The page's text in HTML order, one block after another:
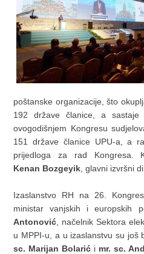
poštanske organizacije, što
192 države članice, a
ovogodišnjem Kongresu
151 države članice UPU-a, a
prijedloga za rad Kongresa.
Kenan Bozgeyik , glavni izvršni
Izaslanstvo RH na 26.
ministar vanjskih i europskih
Antonović , načelnik Sektora
u MPPI-u, a u izaslanstvu su još
sc. Marijan Bolarić i mr. sc.